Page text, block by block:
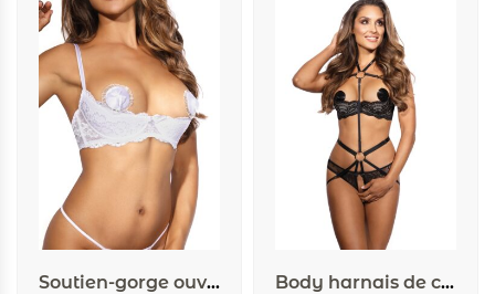
Soutien-gorge ouvert blanc V-9821 – Axami Body harnais de corps V-9866 – Axami